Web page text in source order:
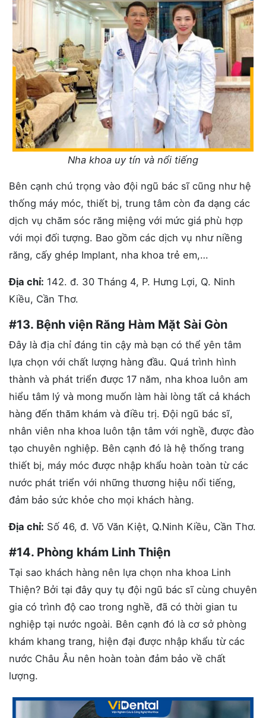
Nha khoa uy tín và nổi tiếng
Bên cạnh chú trọng vào đội ngũ bác sĩ cũng như hệ
thống máy móc, thiết bị, trung tâm còn đa dạng các
dịch vụ chăm sóc răng miệng với mức giá phù hợp
với mọi đối tượng. Bao gồm các dịch vụ như niềng
răng, cấy ghép Implant, nha khoa trẻ em,…
Địa chỉ: 142. đ. 30 Tháng 4, P. Hưng Lợi, Q. Ninh
Kiều, Cần Thơ.
#13. Bệnh viện Răng Hàm Mặt Sài Gòn
Đây là địa chỉ đáng tin cậy mà bạn có thể yên tâm
lựa chọn với chất lượng hàng đầu. Quá trình hình
thành và phát triển được 17 năm, nha khoa luôn am
hiểu tâm lý và mong muốn làm hài lòng tất cả khách
hàng đến thăm khám và điều trị. Đội ngũ bác sĩ,
nhân viên nha khoa luôn tận tâm với nghề, được đào
tạo chuyên nghiệp. Bên cạnh đó là hệ thống trang
thiết bị, máy móc được nhập khẩu hoàn toàn từ các
nước phát triển với những thương hiệu nổi tiếng,
đảm bảo sức khỏe cho mọi khách hàng.
Địa chỉ: Số 46, đ. Võ Văn Kiệt, Q.Ninh Kiều, Cần Thơ.
#14. Phòng khám Linh Thiện
Tại sao khách hàng nên lựa chọn nha khoa Linh
Thiện? Bởi tại đây quy tụ đội ngũ bác sĩ cùng chuyên
gia có trình độ cao trong nghề, đã có thời gian tu
nghiệp tại nước ngoài. Bên cạnh đó là cơ sở phòng
khám khang trang, hiện đại được nhập khẩu từ các
nước Châu Âu nên hoàn toàn đảm bảo về chất
lượng.